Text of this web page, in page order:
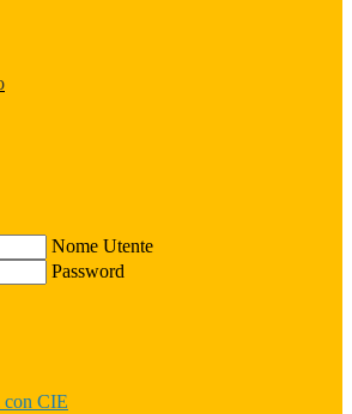
Nome Utente
Password
con CIE